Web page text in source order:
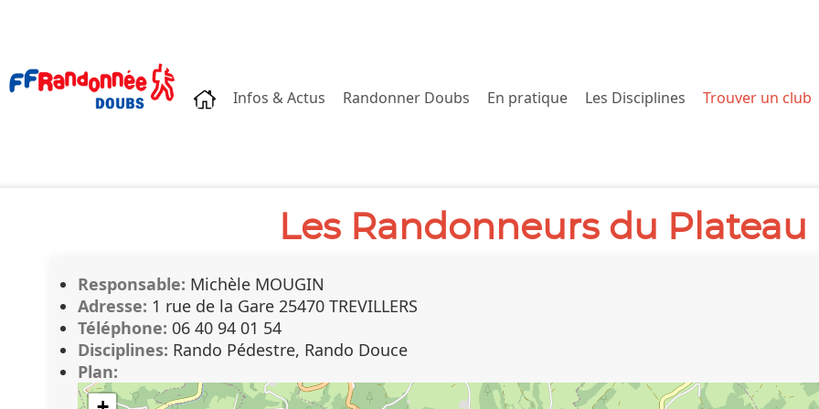
Accueil
Infos & Actus Randonner Doubs En pratique Les Disciplines Trouver un club
Les Randonneurs du Plateau
Responsable: Michèle MOUGIN
Adresse: 1 rue de la Gare 25470 TREVILLERS
Téléphone: 06 40 94 01 54
Disciplines: Rando Pédestre, Rando Douce
Plan: